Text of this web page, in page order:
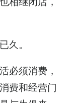
久。
必须消费，
费和经营门